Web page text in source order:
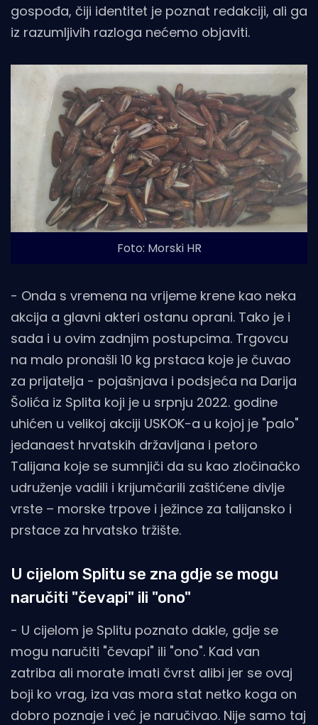
gospođa, čiji identitet je poznat redakciji, ali ga
iz razumljivih razloga nećemo objaviti.
Foto: Morski HR
- Onda s vremena na vrijeme krene kao neka
akcija a glavni akteri ostanu oprani. Tako je i
sada i u ovim zadnjim postupcima. Trgovcu
na malo pronašli 10 kg prstaca koje je čuvao
za prijatelja - pojašnjava i podsjeća na Darija
Šolića iz Splita koji je u srpnju 2022. godine
uhićen u velikoj akciji USKOK-a u kojoj je "palo"
jedanaest hrvatskih državljana i petoro
Talijana koje se sumnjiči da su kao zločinačko
udruženje vadili i krijumčarili zaštićene divlje
vrste – morske trpove i ježince za talijansko i
prstace za hrvatsko tržište.
U cijelom Splitu se zna gdje se mogu
naručiti "čevapi" ili "ono"
- U cijelom je Splitu poznato dakle, gdje se
mogu naručiti "čevapi" ili "ono". Kad van
zatriba ali morate imati čvrst alibi jer se ovaj
boji ko vrag, iza vas mora stat netko koga on
dobro poznaje i već je naručivao. Nije samo taj